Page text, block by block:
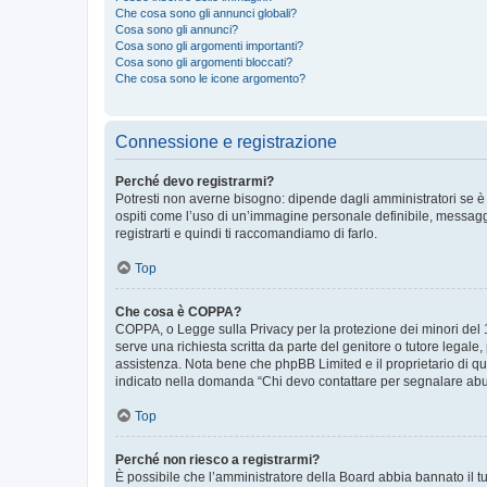
Che cosa sono gli annunci globali?
Cosa sono gli annunci?
Cosa sono gli argomenti importanti?
Cosa sono gli argomenti bloccati?
Che cosa sono le icone argomento?
Connessione e registrazione
Perché devo registrarmi?
Potresti non averne bisogno: dipende dagli amministratori se
ospiti come l’uso di un’immagine personale definibile,
registrarti e quindi ti raccomandiamo di farlo.
Top
Che cosa è COPPA?
COPPA, o Legge sulla Privacy per la protezione dei minori
serve una richiesta scritta da parte del genitore o tutore
assistenza. Nota bene che phpBB Limited e il proprietario di
indicato nella domanda “Chi devo contattare per segnalare
Top
Perché non riesco a registrarmi?
È possibile che l’amministratore della Board abbia bannato il